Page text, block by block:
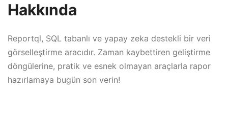
Hakkında
Reportql, SQL tabanlı ve yapay zeka destekli bir veri
görselleştirme aracıdır. Zaman kaybettiren geliştirme
döngülerine, pratik ve esnek olmayan araçlarla rapor
hazırlamaya bugün son verin!